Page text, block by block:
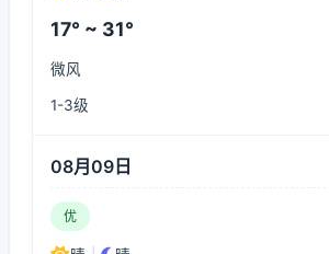
17° ~ 31°
微风
1-3级
08月09日
优